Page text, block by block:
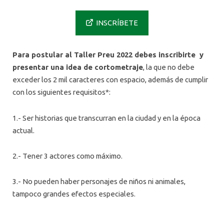
INSCRÍBETE
Para postular al Taller Preu 2022 debes inscribirte y
presentar una idea de cortometraje, la que no debe
exceder los 2 mil caracteres con espacio, además de cumplir
con los siguientes requisitos*:
1.- Ser historias que transcurran en la ciudad y en la época
actual.
2.- Tener 3 actores como máximo.
3.- No pueden haber personajes de niños ni animales,
tampoco grandes efectos especiales.